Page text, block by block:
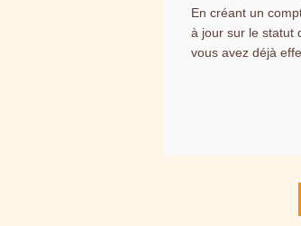
En créant un
à jour sur le statut
vous avez déjà